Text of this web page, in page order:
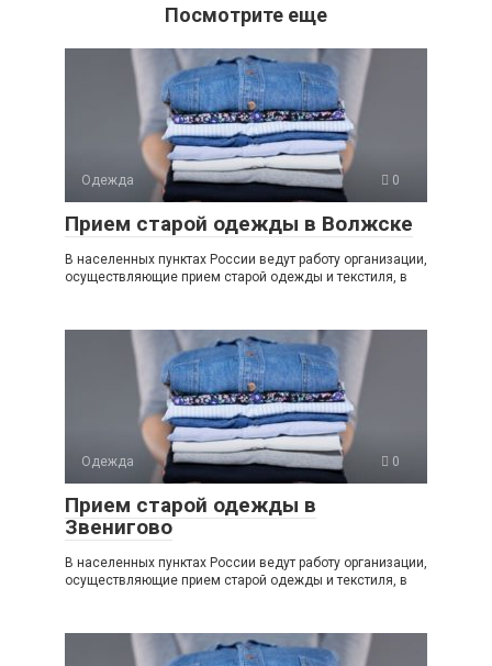
Посмотрите еще
Одежда 0
Прием старой одежды в Волжске
В населенных пунктах России ведут работу организации,
осуществляющие прием старой одежды и текстиля, в
Одежда 0
Прием старой одежды в
Звенигово
В населенных пунктах России ведут работу организации,
осуществляющие прием старой одежды и текстиля, в